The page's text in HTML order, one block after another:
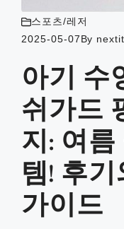
스포츠/레저
2025-05-07By
아기 수
쉬가드
지: 여
템! 후
가이드